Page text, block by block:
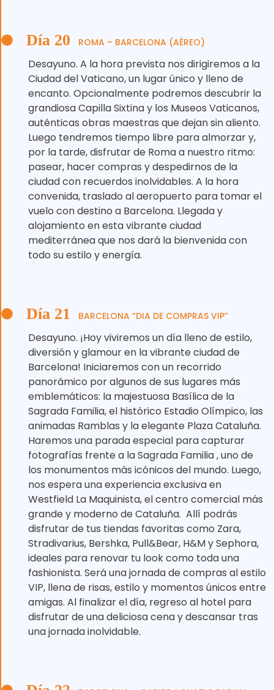
Día 20 ROMA – BARCELONA (AÉREO)
Desayuno. A la hora prevista nos dirigiremos a la
Ciudad del Vaticano, un lugar único y lleno de
encanto. Opcionalmente podremos descubrir la
grandiosa Capilla Sixtina y los Museos Vaticanos,
auténticas obras maestras que dejan sin aliento.
Luego tendremos tiempo libre para almorzar y,
por la tarde, disfrutar de Roma a nuestro ritmo:
pasear, hacer compras y despedirnos de la
ciudad con recuerdos inolvidables. A la hora
convenida, traslado al aeropuerto para tomar el
vuelo con destino a Barcelona. Llegada y
alojamiento en esta vibrante ciudad
mediterránea que nos dará la bienvenida con
todo su estilo y energía.
Día 21 BARCELONA “DIA DE COMPRAS VIP”
Desayuno. ¡Hoy viviremos un día lleno de estilo,
diversión y glamour en la vibrante ciudad de
Barcelona! Iniciaremos con un recorrido
panorámico por algunos de sus lugares más
emblemáticos: la majestuosa Basílica de la
Sagrada Familia, el histórico Estadio Olímpico, las
animadas Ramblas y la elegante Plaza Cataluña.
Haremos una parada especial para capturar
fotografías frente a la Sagrada Familia , uno de
los monumentos más icónicos del mundo. Luego,
nos espera una experiencia exclusiva en
Westfield La Maquinista, el centro comercial más
grande y moderno de Cataluña. ️ Allí podrás
disfrutar de tus tiendas favoritas como Zara,
Stradivarius, Bershka, Pull&Bear, H&M y Sephora,
ideales para renovar tu look como toda una
fashionista. Será una jornada de compras al estilo
VIP, llena de risas, estilo y momentos únicos entre
amigas. Al finalizar el día, regreso al hotel para
disfrutar de una deliciosa cena y descansar tras
una jornada inolvidable.